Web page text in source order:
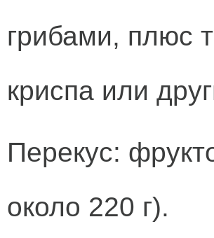
грибами, плюс
криспа или
Перекус:
около 220 г).